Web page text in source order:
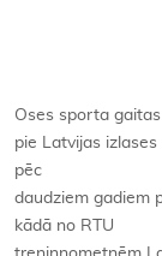
Oses sporta
pie Latvijas
pēc
daudziem gadiem
kādā no RTU